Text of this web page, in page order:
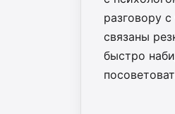
разговору
связаны
быстро